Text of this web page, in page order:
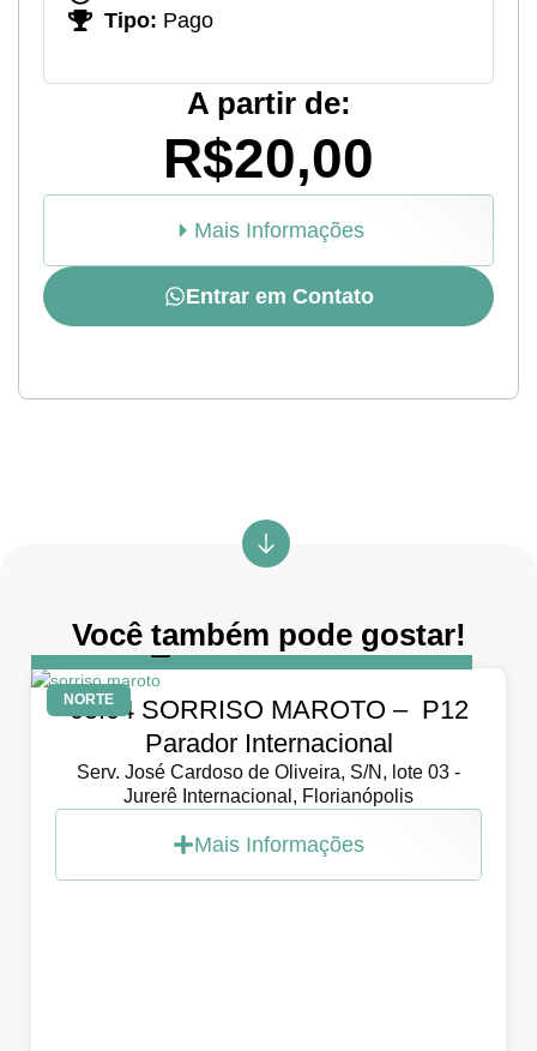
Tipo: Pago
A partir de:
R$20,00
Mais Informações
Entrar em Contato
Você também pode gostar!
NORTE
DIA5 de abril de 2026
05.04 SORRISO MAROTO – P12
Parador Internacional
Serv. José Cardoso de Oliveira, S/N, lote 03 -
Jurerê Internacional, Florianópolis
Mais Informações